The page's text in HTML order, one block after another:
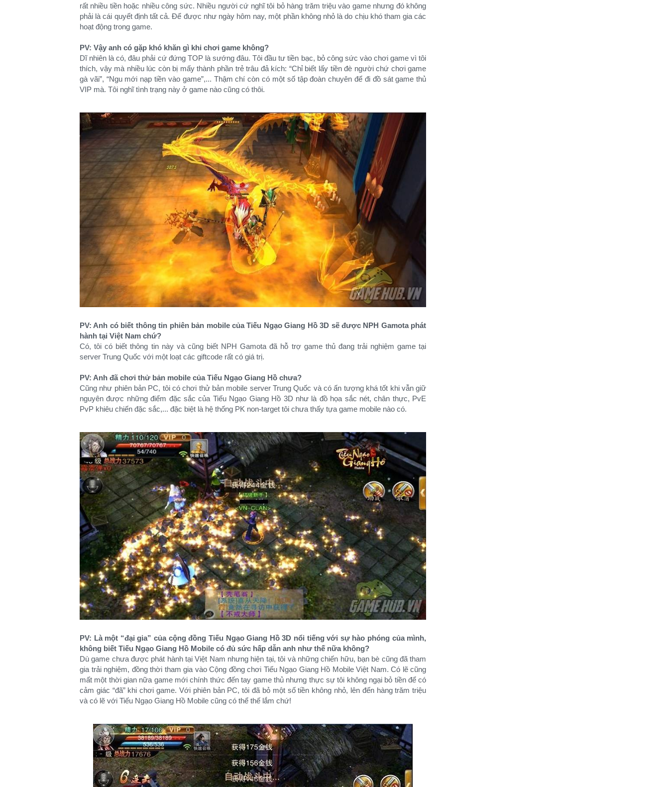
rất nhiều tiền hoặc nhiều công sức. Nhiều người cứ nghĩ tôi bỏ hàng trăm triệu vào game nhưng đó không
phải là cái quyết định tất cả. Để được như ngày hôm nay, một phần không nhỏ là do chịu khó tham gia các
hoạt động trong game.
PV: Vậy anh có gặp khó khăn gì khi chơi game không?
Dĩ nhiên là có, đâu phải cứ đứng TOP là sướng đâu. Tôi đầu tư tiền bạc, bỏ công sức vào chơi game vì tôi
thích, vậy mà nhiều lúc còn bị mấy thành phần trẻ trâu đả kích: “Chỉ biết lấy tiền đè người chứ chơi game
gà vãi”, “Ngu mới nạp tiền vào game”,... Thậm chí còn có một số tập đoàn chuyên để đi đồ sát game thủ
VIP mà. Tôi nghĩ tình trạng này ở game nào cũng có thôi.
PV: Anh có biết thông tin phiên bản mobile của Tiếu Ngạo Giang Hồ 3D sẽ được NPH Gamota phát
hành tại Việt Nam chứ?
Có, tôi có biết thông tin này và cũng biết NPH Gamota đã hỗ trợ game thủ đang trải nghiệm game tại
server Trung Quốc với một loạt các giftcode rất có giá trị.
PV: Anh đã chơi thử bản mobile của Tiếu Ngạo Giang Hồ chưa?
Cũng như phiên bản PC, tôi có chơi thử bản mobile server Trung Quốc và có ấn tượng khá tốt khi vẫn giữ
nguyên được những điểm đặc sắc của Tiếu Ngạo Giang Hồ 3D như là đồ họa sắc nét, chân thực, PvE
PvP khiêu chiến đặc sắc,... đặc biệt là hệ thống PK non-target tôi chưa thấy tựa game mobile nào có.
PV: Là một “đại gia” của cộng đồng Tiếu Ngạo Giang Hồ 3D nổi tiếng với sự hào phóng của mình,
không biết Tiếu Ngạo Giang Hồ Mobile có đủ sức hấp dẫn anh như thế nữa không?
Dù game chưa được phát hành tại Việt Nam nhưng hiện tại, tôi và những chiến hữu, bạn bè cũng đã tham
gia trải nghiệm, đồng thời tham gia vào Cộng đồng chơi Tiếu Ngạo Giang Hồ Mobile Việt Nam. Có lẽ cũng
mất một thời gian nữa game mới chính thức đến tay game thủ nhưng thực sự tôi không ngại bỏ tiền để có
cảm giác “đã” khi chơi game. Với phiên bản PC, tôi đã bỏ một số tiền không nhỏ, lên đến hàng trăm triệu
và có lẽ với Tiếu Ngạo Giang Hồ Mobile cũng có thể thế lắm chứ!